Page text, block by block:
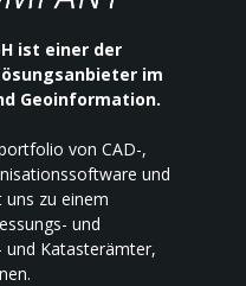
ist einer der
im
Geoinformation.
von CAD-,
und
uns zu einem
und
und Katasterämter,